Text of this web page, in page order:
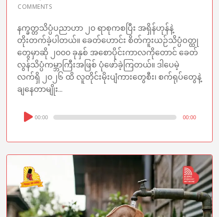
COMMENTS
နက္ခတ္တသိပ္ပံပညာဟာ ၂၀ ရာစုကစပြီး အရှိန်ဟုန်နဲ့
တိုးတက်ခဲ့ပါတယ်။ ခေတ်ဟောင်း စိတ်ကူးယဉ်သိပ္ပံဝတ္ထု
တွေမှာဆို ၂၀၀၀ ခုနှစ် အစောပိုင်းကာလကိုတောင် ခေတ်
လွန်သိပ္ပံကမ္ဘာကြီးအဖြစ် ပုံဖော်ခဲ့ကြတယ်။ ဒါပေမဲ့
လက်ရှိ ၂၀၂၆ ထိ လူတိုင်းမိုးပျံကားတွေစီး၊ စက်ရုပ်တွေနဲ့
ချနေတာမျိုး...
Audio
Player
00:00 00:00